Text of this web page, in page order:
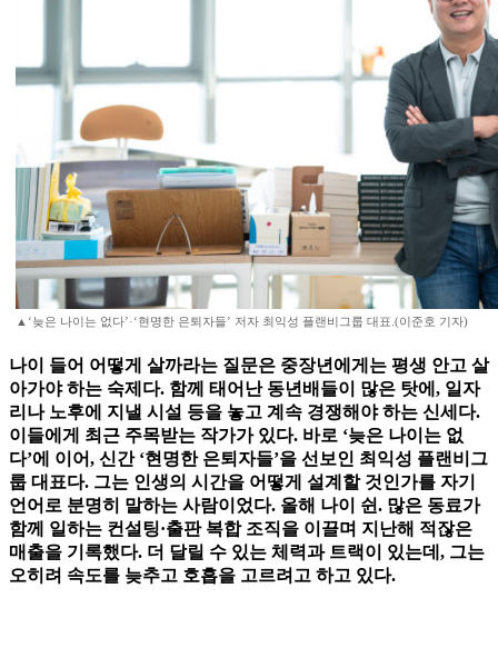
▲‘늦은 나이는 없다’·‘현명한 은퇴자들’ 저자 최익성 플랜비그룹 대표.(이준호 기자)
나이 들어 어떻게 살까라는 질문은 중장년에게는 평생 안고 살
아가야 하는 숙제다. 함께 태어난 동년배들이 많은 탓에, 일자
리나 노후에 지낼 시설 등을 놓고 계속 경쟁해야 하는 신세다.
이들에게 최근 주목받는 작가가 있다. 바로 ‘늦은 나이는 없
다’에 이어, 신간 ‘현명한 은퇴자들’을 선보인 최익성 플랜비그
룹 대표다. 그는 인생의 시간을 어떻게 설계할 것인가를 자기
언어로 분명히 말하는 사람이었다. 올해 나이 쉰. 많은 동료가
함께 일하는 컨설팅·출판 복합 조직을 이끌며 지난해 적잖은
매출을 기록했다. 더 달릴 수 있는 체력과 트랙이 있는데, 그는
오히려 속도를 늦추고 호흡을 고르려고 하고 있다.